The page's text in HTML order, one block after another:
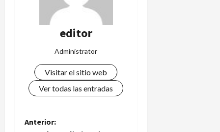
editor
Administrator
Visitar el sitio web
Ver todas las entradas
N
Anterior: